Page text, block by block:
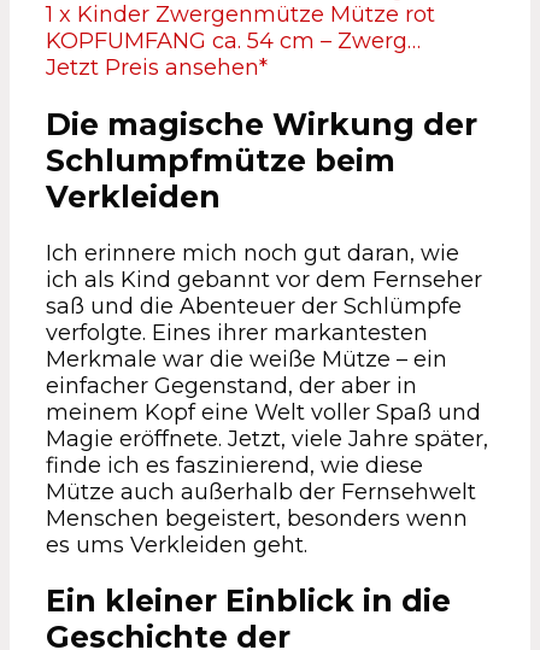
1 x Kinder Zwergenmütze Mütze rot
KOPFUMFANG ca. 54 cm – Zwerg…
Jetzt Preis ansehen*
Die magische Wirkung der
Schlumpfmütze beim
Verkleiden
Ich erinnere mich noch gut daran, wie
ich als Kind gebannt vor dem Fernseher
saß und die Abenteuer der Schlümpfe
verfolgte. Eines ihrer markantesten
Merkmale war die weiße Mütze – ein
einfacher Gegenstand, der aber in
meinem Kopf eine Welt voller Spaß und
Magie eröffnete. Jetzt, viele Jahre später,
finde ich es faszinierend, wie diese
Mütze auch außerhalb der Fernsehwelt
Menschen begeistert, besonders wenn
es ums Verkleiden geht.
Ein kleiner Einblick in die
Geschichte der